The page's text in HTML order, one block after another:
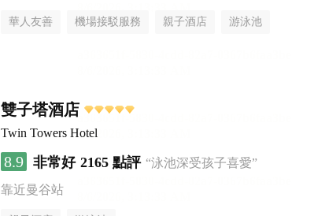
華人友善 機場接駁服務 親子酒店 游泳池
雙子塔酒店
Twin Towers Hotel
8.9 非常好 2165 點評 “泳池深受孩子喜愛”
靠近曼谷站